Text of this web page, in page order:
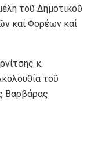
τοῦ Δημοτικοῦ
καί Φορέων καί
κ.
τοῦ
Βαρβάρας